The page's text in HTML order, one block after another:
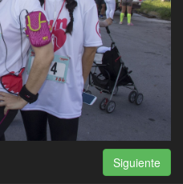
Siguiente